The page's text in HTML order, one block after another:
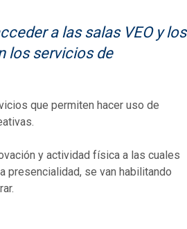
a las salas VEO y los
los servicios de
que permiten hacer uso de
y actividad física a las cuales
presencialidad, se van habilitando